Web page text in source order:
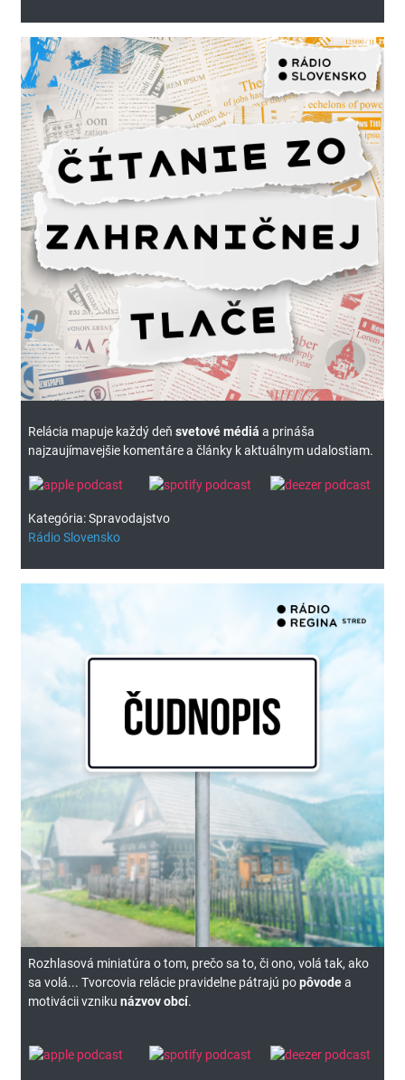
Relácia mapuje každý deň svetové médiá a prináša
najzaujímavejšie komentáre a články k aktuálnym udalostiam.
Kategória: Spravodajstvo
Rádio Slovensko
Rozhlasová miniatúra o tom, prečo sa to, či ono, volá tak, ako
sa volá... Tvorcovia relácie pravidelne pátrajú popôvodea
motivácii vzniku názvov obcí.